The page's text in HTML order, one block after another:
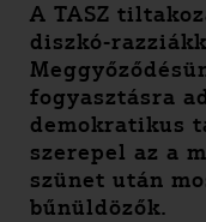
A TASZ
diszkó-
fogyasztásra
demokratikus
szerepel az a
szünet után
bűnüldözők.